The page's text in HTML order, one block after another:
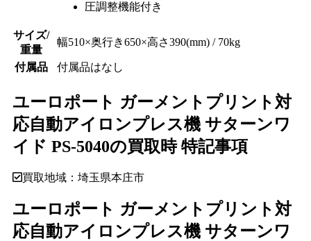
圧調整機能付き
サイズ/
重量
幅510×奥行き650×高さ390(mm) / 70kg
付属品 付属品はなし
ユーロポート ガーメントプリント対
応自動アイロンプレス機 サターンワ
イド PS-5040の買取時 特記事項
買取地域：埼玉県本庄市
ユーロポート ガーメントプリント対
応自動アイロンプレス機 サターンワ